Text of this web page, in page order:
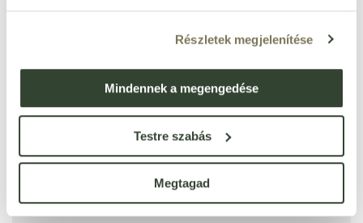
Részletek megjelenítése
Mindennek a megengedése
Testre szabás
Megtagad